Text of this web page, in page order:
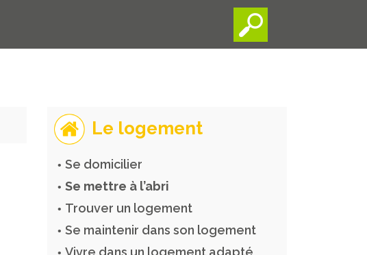
Le logement
Se domicilier
Se mettre à l’abri
Trouver un logement
Se maintenir dans son logement